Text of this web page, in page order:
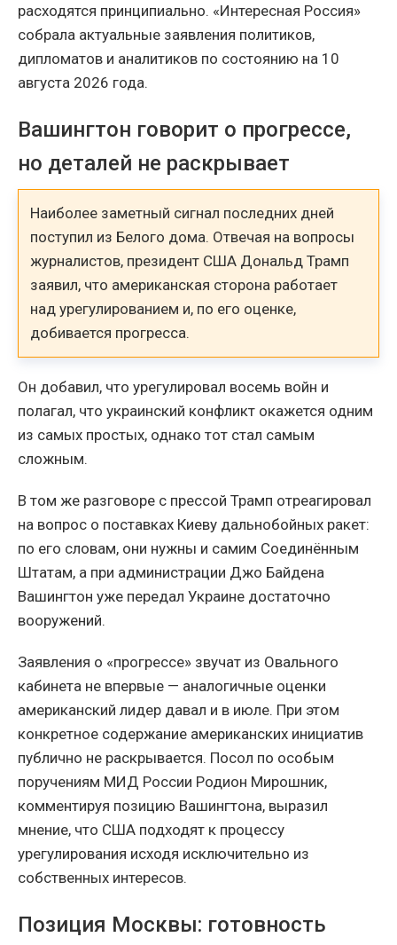
расходятся принципиально. «Интересная Россия»
собрала актуальные заявления политиков,
дипломатов и аналитиков по состоянию на 10
августа 2026 года.
Вашингтон говорит о прогрессе,
но деталей не раскрывает
Наиболее заметный сигнал последних дней
поступил из Белого дома. Отвечая на вопросы
журналистов, президент США Дональд Трамп
заявил, что американская сторона работает
над урегулированием и, по его оценке,
добивается прогресса.
Он добавил, что урегулировал восемь войн и
полагал, что украинский конфликт окажется одним
из самых простых, однако тот стал самым
сложным.
В том же разговоре с прессой Трамп отреагировал
на вопрос о поставках Киеву дальнобойных ракет:
по его словам, они нужны и самим Соединённым
Штатам, а при администрации Джо Байдена
Вашингтон уже передал Украине достаточно
вооружений.
Заявления о «прогрессе» звучат из Овального
кабинета не впервые — аналогичные оценки
американский лидер давал и в июле. При этом
конкретное содержание американских инициатив
публично не раскрывается. Посол по особым
поручениям МИД России Родион Мирошник,
комментируя позицию Вашингтона, выразил
мнение, что США подходят к процессу
урегулирования исходя исключительно из
собственных интересов.
Позиция Москвы: готовность